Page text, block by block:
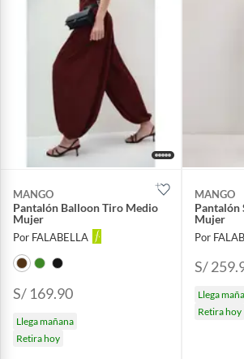
MANGO
Pantalón Balloon Tiro Medio
Mujer
Por FALABELLA
S/ 169.90
Llega mañana
Retira hoy
MANGO
Mujer
Por
S/
Llega
Retira hoy